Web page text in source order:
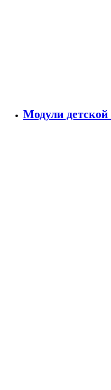
Модули